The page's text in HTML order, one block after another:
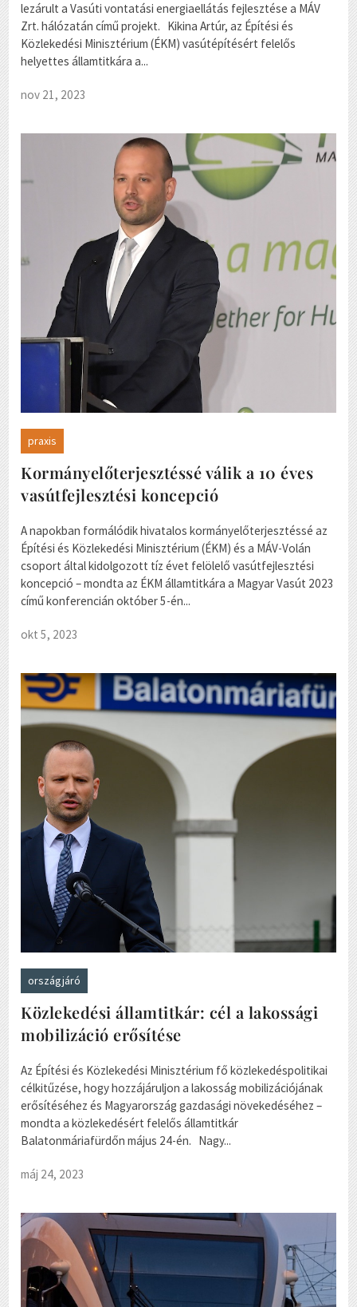
lezárult a Vasúti vontatási energiaellátás fejlesztése a MÁV
Zrt. hálózatán című projekt. Kikina Artúr, az Építési és
Közlekedési Minisztérium (ÉKM) vasútépítésért felelős
helyettes államtitkára a...
nov 21, 2023
praxis
Kormányelőterjesztéssé válik a 10 éves
vasútfejlesztési koncepció
A napokban formálódik hivatalos kormányelőterjesztéssé az
Építési és Közlekedési Minisztérium (ÉKM) és a MÁV-Volán
csoport által kidolgozott tíz évet felölelő vasútfejlesztési
koncepció – mondta az ÉKM államtitkára a Magyar Vasút 2023
című konferencián október 5-én...
okt 5, 2023
országjáró
Közlekedési államtitkár: cél a lakossági
mobilizáció erősítése
Az Építési és Közlekedési Minisztérium fő közlekedéspolitikai
célkitűzése, hogy hozzájáruljon a lakosság mobilizációjának
erősítéséhez és Magyarország gazdasági növekedéséhez –
mondta a közlekedésért felelős államtitkár
Balatonmáriafürdőn május 24-én. Nagy...
máj 24, 2023